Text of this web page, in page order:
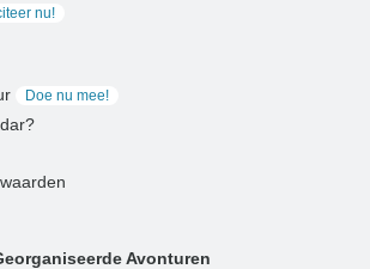
nu!
Doe nu mee!
Avonturen